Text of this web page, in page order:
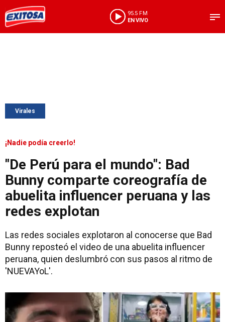
95.5 FM
EN VIVO
Virales
¡Nadie podía creerlo!
"De Perú para el mundo": Bad
Bunny comparte coreografía de
abuelita influencer peruana y las
redes explotan
Las redes sociales explotaron al conocerse que Bad
Bunny reposteó el video de una abuelita influencer
peruana, quien deslumbró con sus pasos al ritmo de
'NUEVAYoL'.